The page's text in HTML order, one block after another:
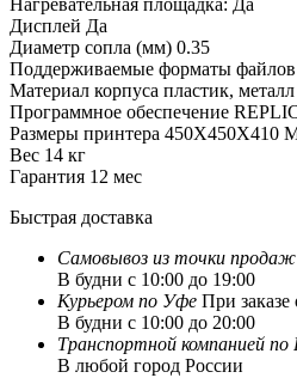
Нагревательная площадка: Да
Дисплей Да
Диаметр сопла (мм) 0.35
Поддерживаемые форматы файлов
Материал корпуса пластик, металл
Программное обеспечение
Размеры принтера 450X450X410
Вес 14 кг
Гарантия 12 мес
Быстрая доставка
Самовывоз из точки продаж
В будни с 10:00 до 19:00
Курьером по Уфе При заказе
В будни с 10:00 до 20:00
Транспортной компанией
В любой город России